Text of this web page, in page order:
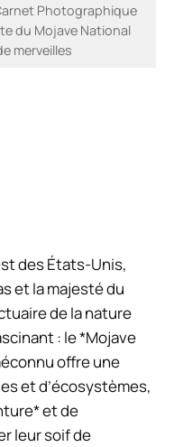
Photographique
du Mojave National
merveilles
des États-Unis,
et la majesté du
de la nature
: le *Mojave
offre une
et d’écosystèmes,
et de
leur soif de